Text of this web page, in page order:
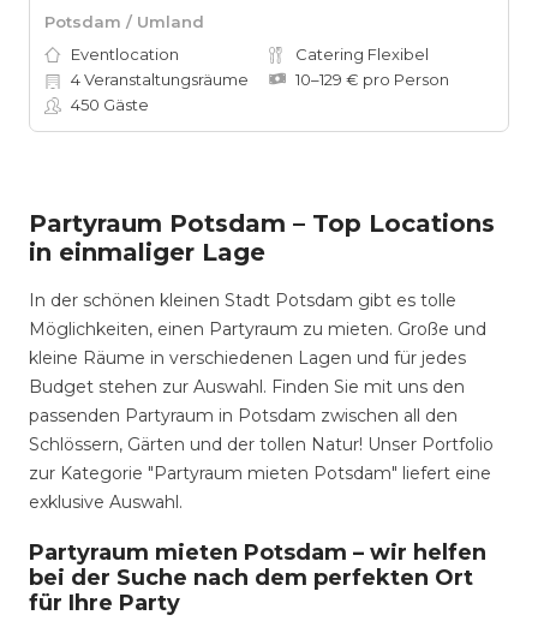
Potsdam / Umland
Eventlocation
Catering Flexibel
4Veranstaltungsräume
10–129 € pro Person
450 Gäste
Partyraum Potsdam – Top Locations
in einmaliger Lage
In der schönen kleinen Stadt Potsdam gibt es tolle
Möglichkeiten, einen Partyraum zu mieten. Große und
kleine Räume in verschiedenen Lagen und für jedes
Budget stehen zur Auswahl. Finden Sie mit uns den
passenden Partyraum in Potsdam zwischen all den
Schlössern, Gärten und der tollen Natur! Unser Portfolio
zur Kategorie "Partyraum mieten Potsdam" liefert eine
exklusive Auswahl.
Partyraum mieten Potsdam – wir helfen
bei der Suche nach dem perfekten Ort
für Ihre Party